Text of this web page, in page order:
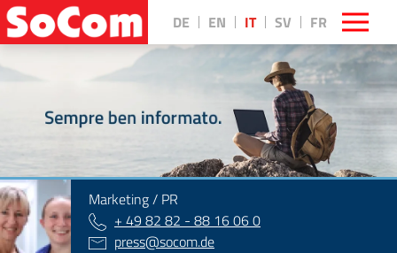
DE EN IT SV
FR
Marketing / PR
+ 49 82 82 - 88 16 06 0
press@socom.de